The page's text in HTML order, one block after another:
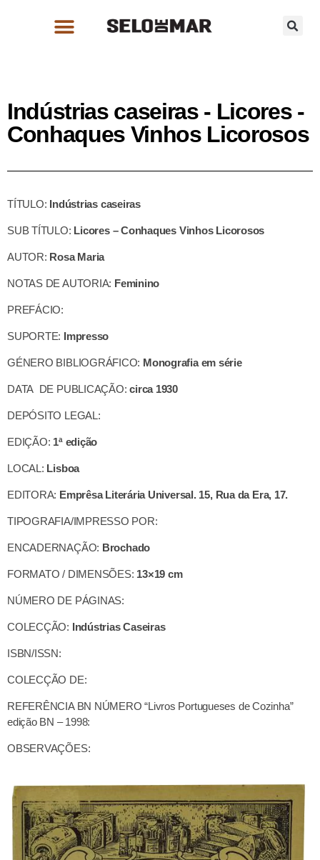
Indústrias caseiras - Licores -
Conhaques Vinhos Licorosos
TÍTULO: Indústrias caseiras
SUB TÍTULO: Licores – Conhaques Vinhos Licorosos
AUTOR: Rosa Maria
NOTAS DE AUTORIA: Feminino
PREFÁCIO:
SUPORTE: Impresso
GÉNERO BIBLIOGRÁFICO: Monografia em série
DATA DE PUBLICAÇÃO:circa 1930
DEPÓSITO LEGAL:
EDIÇÃO: 1ª edição
LOCAL: Lisboa
EDITORA: Emprêsa Literária Universal. 15, Rua da Era, 17.
TIPOGRAFIA/IMPRESSO POR:
ENCADERNAÇÃO: Brochado
FORMATO / DIMENSÕES: 13×19 cm
NÚMERO DE PÁGINAS:
COLECÇÃO: Indústrias Caseiras
ISBN/ISSN:
COLECÇÃO DE:
REFERÊNCIA BN NÚMERO “Livros Portugueses de Cozinha”
edição BN – 1998:
OBSERVAÇÕES: